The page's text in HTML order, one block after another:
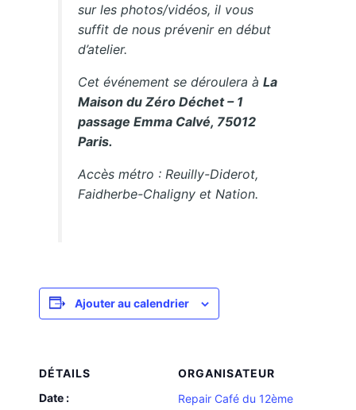
sur les photos/vidéos, il vous
suffit de nous prévenir en début
d’atelier.
Cet événement se déroulera àLa
Maison du Zéro Déchet – 1
passage Emma Calvé, 75012
Paris.
Accès métro : Reuilly-Diderot,
Faidherbe-Chaligny et Nation.
Ajouter au calendrier
DÉTAILS
Date :
ORGANISATEUR
Repair Café du 12ème